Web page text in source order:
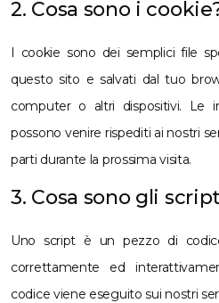
2. Cosa sono i
I cookie sono dei semplici file
questo sito e salvati dal tuo
computer o altri dispositivi. Le
possono venire rispediti ai nostri
parti durante la prossima visita.
3. Cosa sono gli
Uno script è un pezzo di
correttamente ed
codice viene eseguito sui nostri